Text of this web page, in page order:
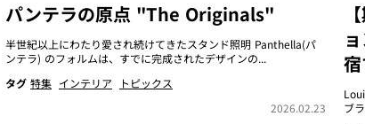
パンテラの原点 "The Originals"
半世紀以上にわたり愛され続けてきたスタンド照明 Panthella(パ
ンテラ) のフォルムは、すでに完成されたデザインの...
タグ 特集 インテリア
トピックス
2026.02.23
ブ